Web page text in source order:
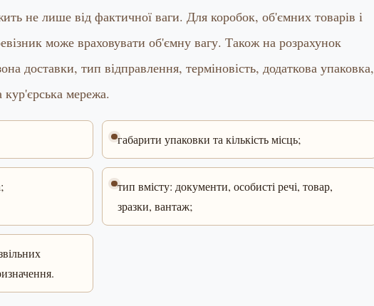
не лише від фактичної ваги. Для коробок, об'ємних товарів і
може враховувати об'ємну вагу. Також на розрахунок
доставки, тип відправлення, терміновість, додаткова упаковка,
кур'єрська мережа.
габарити упаковки та кількість місць;
тип вмісту: документи, особисті речі, товар,
зразки, вантаж;